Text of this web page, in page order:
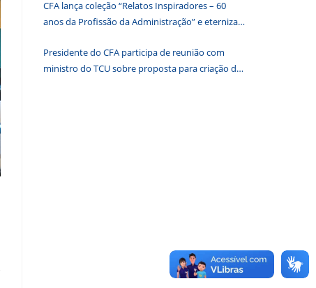
CFA lança coleção “Relatos Inspiradores – 60
anos da Profissão da Administração” e eterniza
Presidente do CFA participa de reunião com
ministro do TCU sobre proposta para criação de